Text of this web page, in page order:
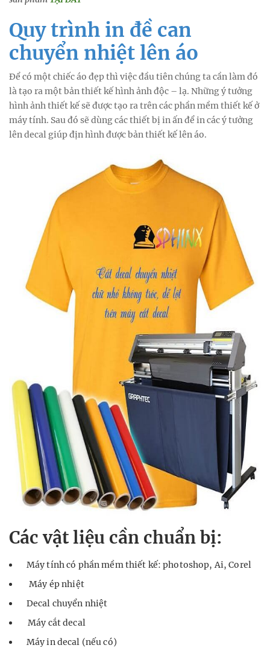
Quy trình in đề can
chuyển nhiệt lên áo
Để có một chiếc áo đẹp thì việc đầu tiên chúng ta cần làm đó
là tạo ra một bản thiết kế hình ảnh độc – lạ. Những ý tưởng
hình ảnh thiết kế sẽ được tạo ra trên các phần mềm thiết kế ở
máy tính. Sau đó sẽ dùng các thiết bị in ấn để in các ý tưởng
lên decal giúp địn hình được bản thiết kế lên áo.
Các vật liệu cần chuẩn bị:
Máy tính có phần mềm thiết kế: photoshop, Ai, Corel
Máy ép nhiệt
Decal chuyển nhiệt
Máy cắt decal
Máy in decal (nếu có)